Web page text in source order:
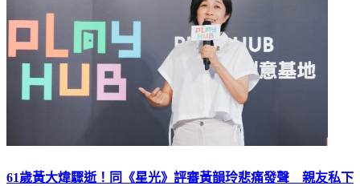
61歲黃大煒驟逝！同《星光》評審黃韻玲悲痛發聲 親友私下